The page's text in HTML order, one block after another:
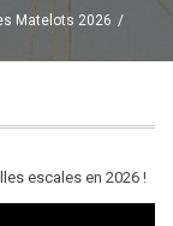
Matelots 2026
escales en 2026 !